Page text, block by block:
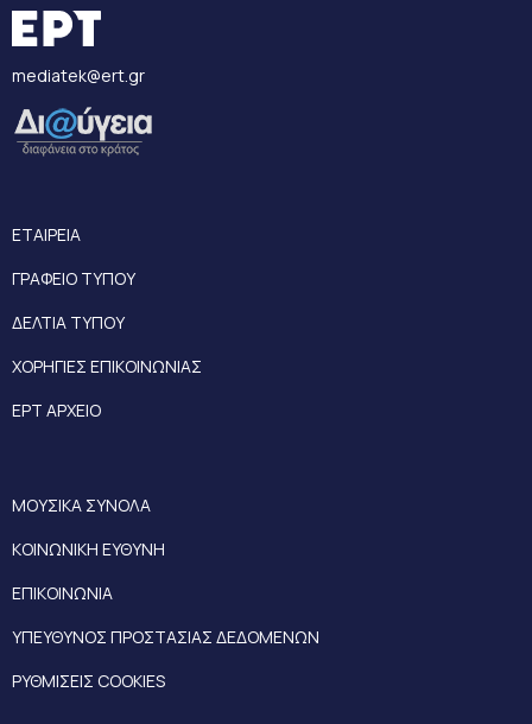
mediatek@ert.gr
ΕΤΑΙΡΕΙΑ
ΓΡΑΦΕΙΟ ΤΥΠΟΥ
ΔΕΛΤΙΑ ΤΥΠΟΥ
ΧΟΡΗΓΙΕΣ ΕΠΙΚΟΙΝΩΝΙΑΣ
ΕΡΤ ΑΡΧΕΙΟ
ΜΟΥΣΙΚΑ ΣΥΝΟΛΑ
ΚΟΙΝΩΝΙΚΗ ΕΥΘΥΝΗ
ΕΠΙΚΟΙΝΩΝΙΑ
ΥΠΕΥΘΥΝΟΣ ΠΡΟΣΤΑΣΙΑΣ ΔΕΔΟΜΕΝΩΝ
ΡΥΘΜΙΣΕΙΣ COOKIES